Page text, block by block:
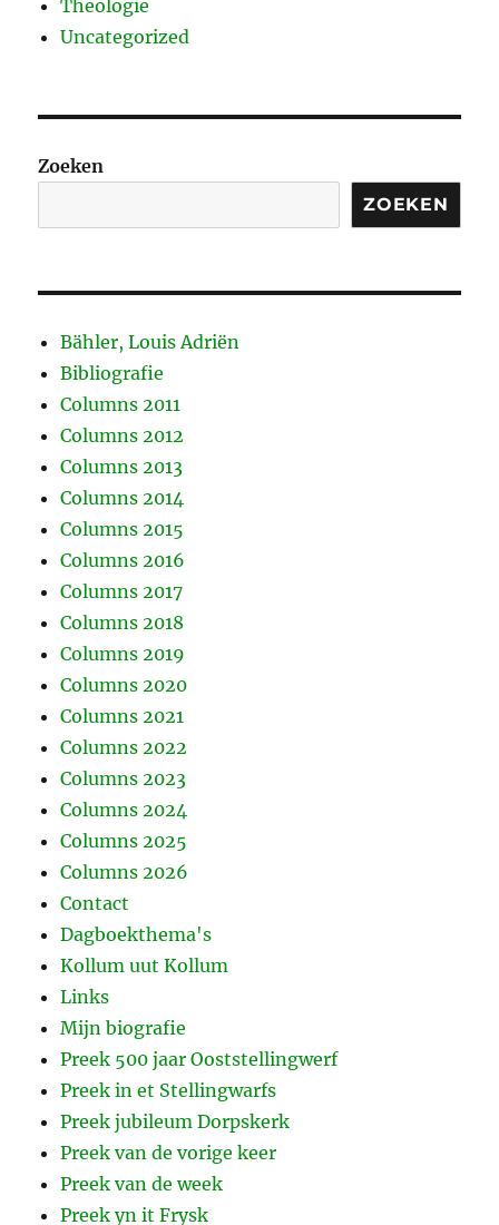
Theologie
Uncategorized
Zoeken
ZOEKEN
Bähler, Louis Adriën
Bibliografie
Columns 2011
Columns 2012
Columns 2013
Columns 2014
Columns 2015
Columns 2016
Columns 2017
Columns 2018
Columns 2019
Columns 2020
Columns 2021
Columns 2022
Columns 2023
Columns 2024
Columns 2025
Columns 2026
Contact
Dagboekthema's
Kollum uut Kollum
Links
Mijn biografie
Preek 500 jaar Ooststellingwerf
Preek in et Stellingwarfs
Preek jubileum Dorpskerk
Preek van de vorige keer
Preek van de week
Preek yn it Frysk